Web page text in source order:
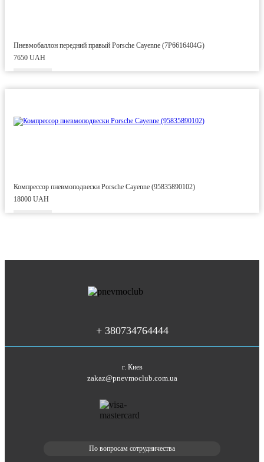
Пневмобаллон передний правый Porsche Cayenne (7P6616404G)
7650 UAH
Компрессор пневмоподвески Porsche Cayenne (95835890102)
18000 UAH
+ 380734764444
г. Киев
zakaz@pnevmoclub.com.ua
По вопросам сотрудничества